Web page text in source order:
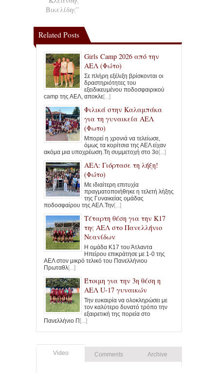
Βικελίδης”
Related Posts
Girls Camp 2026 από την
ΑΕΛ (Φώτο)
Σε πλήρη εξέλιξη βρίσκονται οι
δραστηριότητες του
εξειδικευμένου ποδοσφαιρικού
camp της ΑΕΛ, αποκλε[...]
Φιλικά στην Καλαμπάκα
για τη γυναικεία ΑΕΛ
(Φωτο)
Μπορεί η χρονιά να τελείωσε,
όμως τα κορίτσια της ΑΕΛ είχαν
ακόμα μια υποχρέωση.Τη συμμετοχή στο 3ο[...]
ΑΕΛ: Γιόρτασε τη λήξη!
(Φώτο)
Με ιδιαίτερη επιτυχία
πραγματοποιήθηκε η τελετή λήξης
της Γυναικείας ομάδας
ποδοσφαίρου της ΑΕΛ.Την[...]
Τέταρτη θέση για την Κ17
της ΑΕΛ στο Πανελλήνιο
Νεανίδων
Η ομάδα Κ17 του Άτλαντα
Ηπείρου επικράτησε με 1-0 της
ΑΕΛ στον μικρό τελικό του Πανελλήνιου
Πρωταθλ[...]
Έτοιμη για την 3η θέση η
ΑΕΛ U-17 γυναικών
Την ευκαιρία να ολοκληρώσει με
τον καλύτερο δυνατό τρόπο την
εξαιρετική της πορεία στο
Πανελλήνιο Π [...]
Video Comments Archive